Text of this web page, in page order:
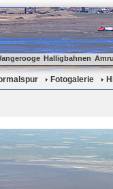
Halligbahnen
Fotogalerie